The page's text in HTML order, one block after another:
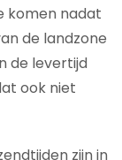
komen nadat
de landzone
de levertijd
ook niet
zijn in